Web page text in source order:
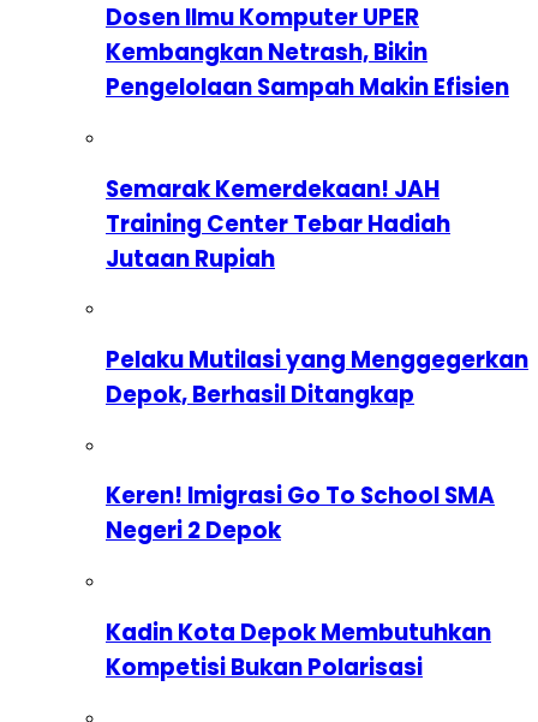
Dosen Ilmu Komputer UPER
Kembangkan Netrash, Bikin
Pengelolaan Sampah Makin Efisien
Semarak Kemerdekaan! JAH
Training Center Tebar Hadiah
Jutaan Rupiah
Pelaku Mutilasi yang Menggegerkan
Depok, Berhasil Ditangkap
Keren! Imigrasi Go To School SMA
Negeri 2 Depok
Kadin Kota Depok Membutuhkan
Kompetisi Bukan Polarisasi